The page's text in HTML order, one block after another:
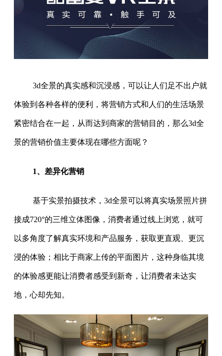
3d全景的真实感和沉浸感，可以让人们足不出户就
体验到各种各样的便利，将营销方式和人们的生活场景
紧密结合在一起，从而达到商家的营销目的，那么3d全
景的营销价值主要体现在哪些方面呢？
1、差异化营销
基于实景拍摄技术，3d全景可以将真实场景照片拼
接成720°的三维立体图像，消费者通过线上浏览，就可
以多角度了解真实环境和产品服务，获取更直观、更沉
浸的体验；相比于商家上传的平面图片，这种身临其境
的体验感更能让消费者感受到新奇，让消费者未达实
地，心却先知。